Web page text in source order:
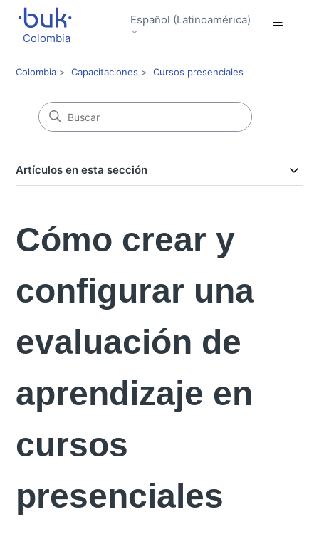
Colombia
Español (Latinoamérica)
Colombia Capacitaciones Cursos presenciales
Artículos en esta sección
Cómo crear y
configurar una
evaluación de
aprendizaje en
cursos
presenciales